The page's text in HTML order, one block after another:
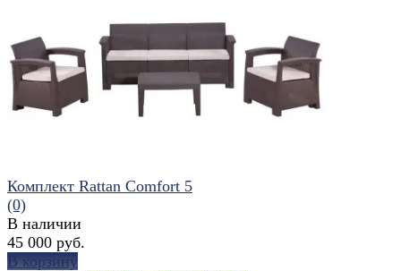
избранное сравнить
Комплект Rattan Comfort 5
(0)
В наличии
45 000 руб.
В корзину